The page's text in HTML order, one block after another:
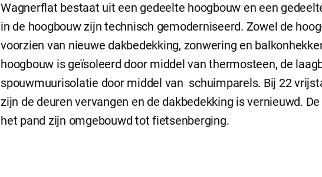
Wagnerflat bestaat uit een gedeelte hoogbouw en een
in de hoogbouw zijn technisch gemoderniseerd. Zowel de
voorzien van nieuwe dakbedekking, zonwering en
hoogbouw is geïsoleerd door middel van thermosteen, de
spouwmuurisolatie door middel van schuimparels. Bij 22
zijn de deuren vervangen en de dakbedekking is vernieuwd.
het pand zijn omgebouwd tot fietsenberging.